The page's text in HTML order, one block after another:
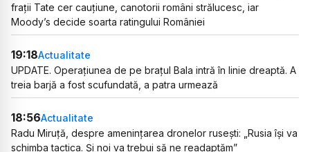
frații Tate cer cauțiune, canotorii români strălucesc, iar
Moody’s decide soarta ratingului României
19:18Actualitate
UPDATE. Operațiunea de pe brațul Bala intră în linie dreaptă. A
treia barjă a fost scufundată, a patra urmează
18:56Actualitate
Radu Miruță, despre amenințarea dronelor rusești: „Rusia își va
schimba tactica. Și noi va trebui să ne readaptăm”